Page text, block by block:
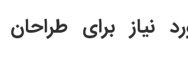
نیاز برای طراحان